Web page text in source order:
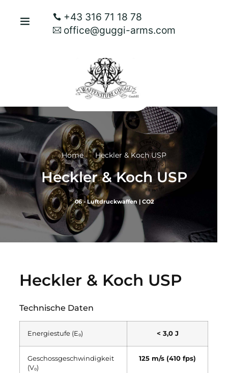
+43 316 71 18 78
office@guggi-arms.com
Home Heckler & Koch USP
Heckler & Koch USP
06 - Luftdruckwaffen | CO2
Heckler & Koch USP
Technische Daten
Energiestufe (E₀) < 3,0 J
Geschossgeschwindigkeit
(V₀)
125 m/s (410 fps)